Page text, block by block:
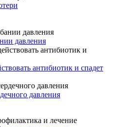
давления
антибиотик и спадет
давления